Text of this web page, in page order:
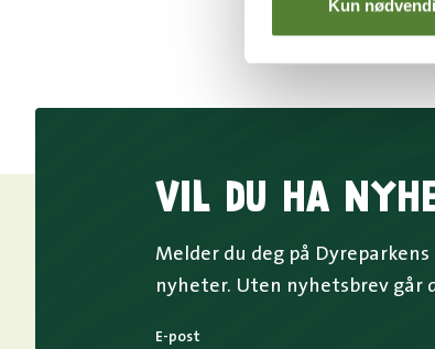
Kun
VIL DU HA
Melder du deg på
nyheter. Uten nyhetsbrev går
E-post